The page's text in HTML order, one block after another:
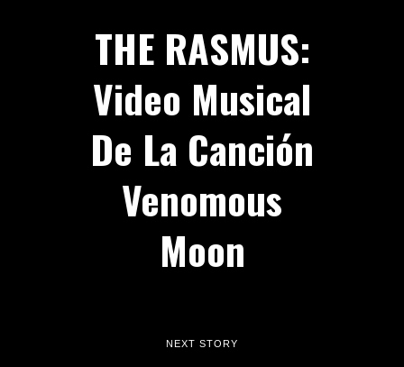
THE RASMUS:
Video Musical
De La Canción
Venomous
Moon
NEXT STORY